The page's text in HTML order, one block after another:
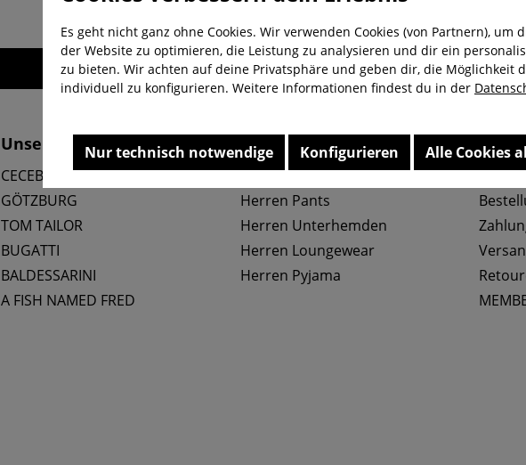
Kauf auf Rechnung Kostenloser Versand ab 29,-€
Unsere Marken
CECEBA
GÖTZBURG
TOM TAILOR
BUGATTI
BALDESSARINI
A FISH NAMED FRED
Top Kategorien
Herren Slips
Herren Pants
Herren Unterhemden
Herren Loungewear
Herren Pyjama
Es geht nicht ganz ohne Cookies. Wir verwenden Cookies (von Partnern), um
der Website zu optimieren, die Leistung zu analysieren und dir ein
zu bieten. Wir achten auf deine Privatsphäre und geben dir, die Möglichkeit
individuell zu konfigurieren. Weitere Informationen findest du in der
Nur technisch notwendige Konfigurieren Alle Cookies